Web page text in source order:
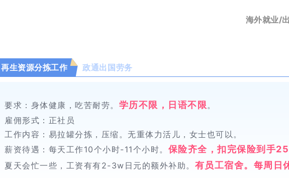
海外就业/
再生资源分拣工作 政通出国劳务
要求：身体健康，吃苦耐劳。 学历不限，日语不限。
雇佣形式：正社员
工作内容：易拉罐分拣，压缩。无重体力活儿，女士也可以。
薪资待遇：每天工作10个小时-11个小时。 保险齐全，扣完保险到手
夏天会忙一些，工资有有2-3w日元的额外补助。 有员工宿舍。每周日